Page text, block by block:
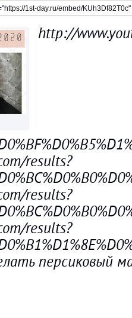
http://
results?
results?
results?
персиковый